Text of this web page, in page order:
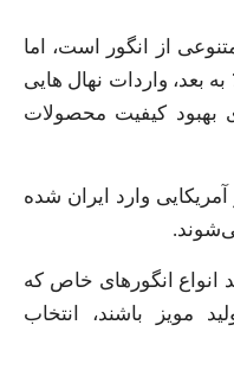
از انگور است، اما
در دهه‌های اخیر، به‌ویژه از دهه 70 به بعد، واردات نهال هایی
بهبود کیفیت محصولات
وارد ایران شده
انواع انگورهای خاص که
مویز باشند، انتخاب